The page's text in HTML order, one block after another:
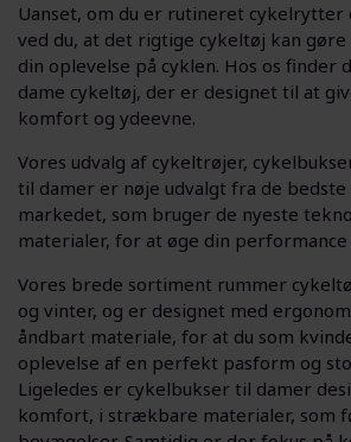
Uanset, om du er rutineret cykelrytter
ved du, at det rigtige cykeltøj kan
din oplevelse på cyklen. Hos os finder
dame cykeltøj, der er designet til at
komfort og ydeevne.
Vores udvalg af cykeltrøjer,
til damer er nøje udvalgt fra de
markedet, som bruger de nyeste
materialer, for at øge din performance
Vores brede sortiment rummer
og vinter, og er designet med
åndbart materiale, for at du som
oplevelse af en perfekt pasform og
Ligeledes er cykelbukser til damer
komfort, i strækbare materialer, som